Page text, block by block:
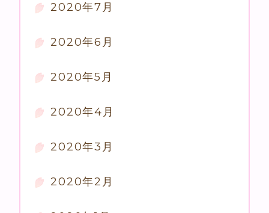
2020年7月
2020年6月
2020年5月
2020年4月
2020年3月
2020年2月